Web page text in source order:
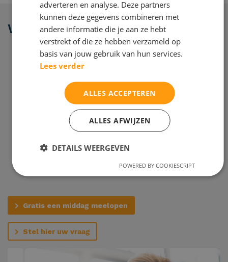
Waarom Maltha studiecoaching?
Je schoolwerk op de rit met je eigen persoonlijke
Alle diensten zijn 1 op 1
Persoonlijk en op maat studieplan
(ortho)Pedagogen/psychologen en vakdocenten in
Al meer dan 44 jaar kwaliteit en meer dan 30.000
Gratis een middag meelopen
Stel hier uw vraag
adverteren en analyse. Deze partners
kunnen deze gegevens combineren met
andere informatie die je aan ze hebt
verstrekt of die ze hebben verzameld op
basis van jouw gebruik van hun services.
Lees verder
ALLES ACCEPTEREN
ALLES AFWIJZEN
DETAILS WEERGEVEN
POWERED BY COOKIESCRIPT